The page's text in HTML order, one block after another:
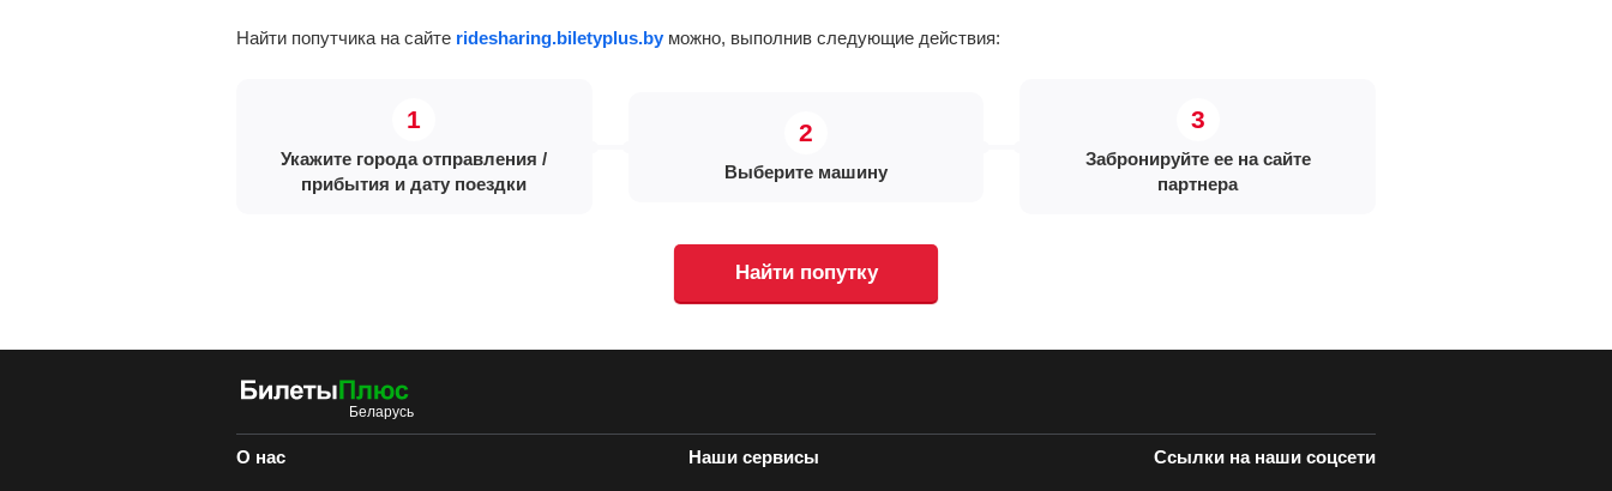
Найти попутчика на сайте ridesharing.biletyplus.by можно, выполнив следующие действия:
Укажите города отправления /
прибытия и дату поездки
Выберите машину
Забронируйте ее на сайте
партнера
Найти попутку
О нас Наши сервисы Ссылки на наши соцсети